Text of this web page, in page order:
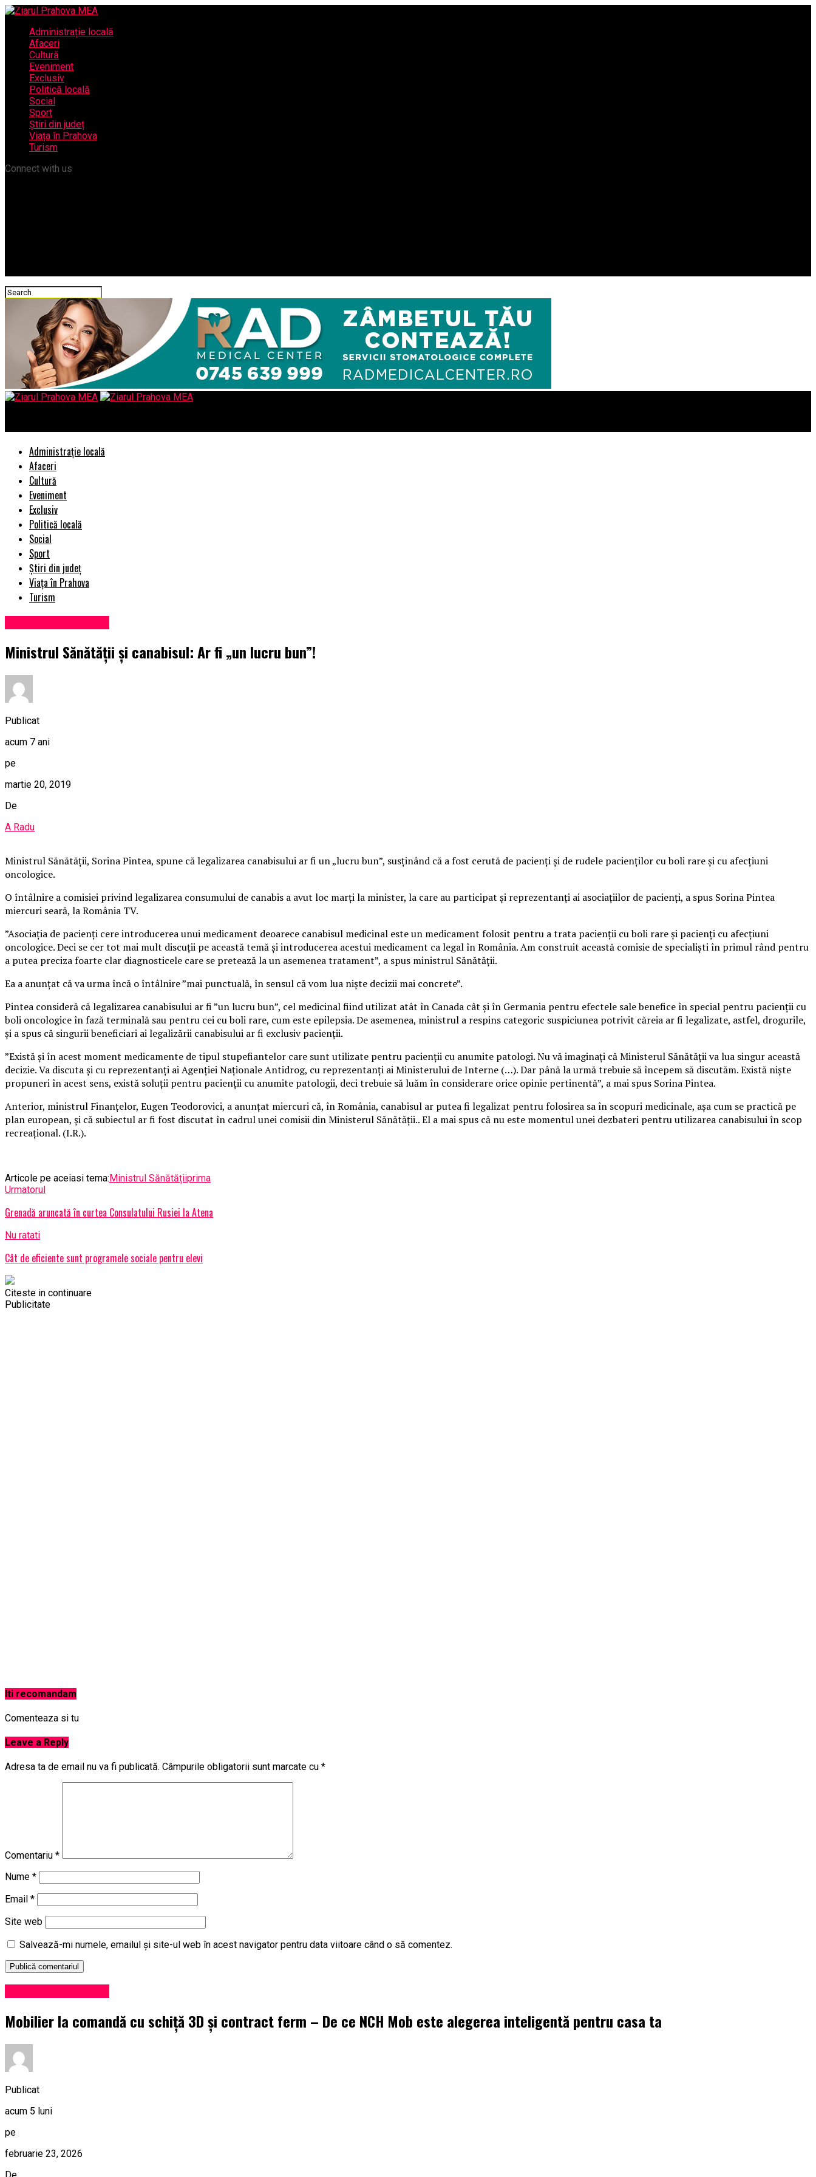
Administrație locală
Afaceri
Cultură
Eveniment
Exclusiv
Politică locală
Social
Sport
Știri din județ
Viața în Prahova
Turism
Connect with us
Administrație locală
Afaceri
Cultură
Eveniment
Exclusiv
Politică locală
Social
Sport
Știri din județ
Viața în Prahova
Turism
Ministrul Sănătății și canabisul: Ar fi „un lucru bun”!
Publicat
acum 7 ani
pe
martie 20, 2019
De
A Radu
Ministrul Sănătății, Sorina Pintea, spune că legalizarea canabisului ar fi un „lucru bun”, susținând că a fost cerută de pacienți și de rudele pacienților cu boli rare și cu afecțiuni
oncologice.
O întâlnire a comisiei privind legalizarea consumului de canabis a avut loc marți la minister, la care au participat și reprezentanți ai asociațiilor de pacienți, a spus Sorina Pintea
miercuri seară, la România TV.
”Asociația de pacienți cere introducerea unui medicament deoarece canabisul medicinal este un medicament folosit pentru a trata pacienții cu boli rare și pacienți cu afecțiuni
oncologice. Deci se cer tot mai mult discuții pe această temă și introducerea acestui medicament ca legal în România. Am construit această comisie de specialiști în primul rând pentru
a putea preciza foarte clar diagnosticele care se pretează la un asemenea tratament”, a spus ministrul Sănătății.
Ea a anunțat că va urma încă o întâlnire ”mai punctuală, în sensul că vom lua niște decizii mai concrete”.
Pintea consideră că legalizarea canabisului ar fi ”un lucru bun”, cel medicinal fiind utilizat atât în Canada cât și în Germania pentru efectele sale benefice în special pentru pacienții cu
boli oncologice în fază terminală sau pentru cei cu boli rare, cum este epilepsia. De asemenea, ministrul a respins categoric suspiciunea potrivit căreia ar fi legalizate, astfel, drogurile,
și a spus că singurii beneficiari ai legalizării canabisului ar fi exclusiv pacienții.
”Există și în acest moment medicamente de tipul stupefiantelor care sunt utilizate pentru pacienții cu anumite patologi. Nu vă imaginați că Ministerul Sănătății va lua singur această
decizie. Va discuta și cu reprezentanți ai Agenției Naționale Antidrog, cu reprezentanți ai Ministerului de Interne (…). Dar până la urmă trebuie să începem să discutăm. Există niște
propuneri în acest sens, există soluții pentru pacienții cu anumite patologii, deci trebuie să luăm în considerare orice opinie pertinentă”, a mai spus Sorina Pintea.
Anterior, ministrul Finanțelor, Eugen Teodorovici, a anunțat miercuri că, în România, canabisul ar putea fi legalizat pentru folosirea sa în scopuri medicinale, așa cum se practică pe
plan european, și că subiectul ar fi fost discutat în cadrul unei comisii din Ministerul Sănătății.. El a mai spus că nu este momentul unei dezbateri pentru utilizarea canabisului în scop
recreațional. (I.R.).
Articole pe aceiasi tema: Ministrul Sănătățiiprima
Urmatorul
Grenadă aruncată în curtea Consulatului Rusiei la Atena
Nu ratati
Cât de eficiente sunt programele sociale pentru elevi
Citeste in continuare
Publicitate
Iti recomandam
Comenteaza si tu
Leave a Reply
Adresa ta de email nu va fi publicată. Câmpurile obligatorii sunt marcate cu *
Comentariu *
Nume *
Email *
Site web
Salvează-mi numele, emailul și site-ul web în acest navigator pentru data viitoare când o să comentez.
Mobilier la comandă cu schiță 3D și contract ferm – De ce NCH Mob este alegerea inteligentă pentru casa ta
Publicat
acum 5 luni
pe
februarie 23, 2026